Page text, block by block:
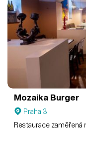
Mozaika Burger
Praha 3
Restaurace